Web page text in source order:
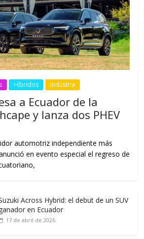
Híbridos Industria
a Ecuador de la
y lanza dos PHEV
automotriz independiente más
en evento especial el regreso de
Across Hybrid: el debut de un SUV
en Ecuador
17 de abril de 2026